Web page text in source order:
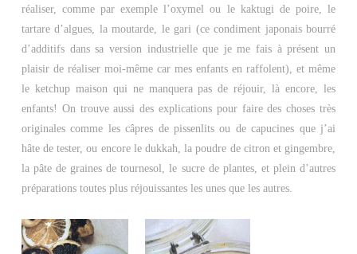
réaliser, comme par exemple l’oxymel ou le kaktugi de poire, le
tartare d’algues, la moutarde, le gari (ce condiment japonais bourré
d’additifs dans sa version industrielle que je me fais à présent un
plaisir de réaliser moi-même car mes enfants en raffolent), et même
le ketchup maison qui ne manquera pas de réjouir, là encore, les
enfants! On trouve aussi des explications pour faire des choses très
originales comme les câpres de pissenlits ou de capucines que j’ai
hâte de tester, ou encore le dukkah, la poudre de citron et gingembre,
la pâte de graines de tournesol, le sucre de plantes, et plein d’autres
préparations toutes plus réjouissantes les unes que les autres.